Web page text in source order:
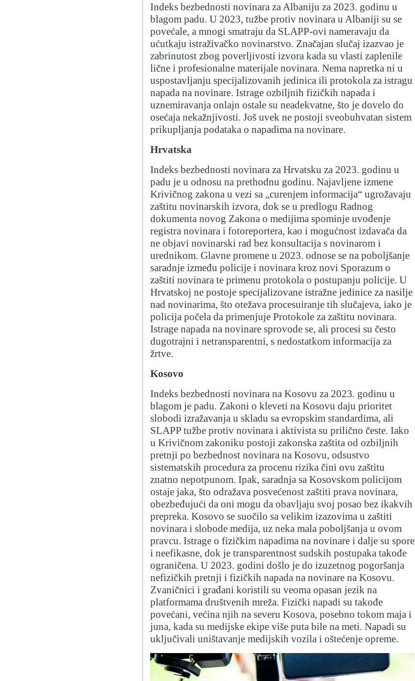
Indeks bezbednosti novinara za Albaniju za 2023. godinu u
blagom padu. U 2023, tužbe protiv novinara u Albaniji su se
povećale, a mnogi smatraju da SLAPP-ovi nameravaju da
ućutkaju istraživačko novinarstvo. Značajan slučaj izazvao je
zabrinutost zbog poverljivosti izvora kada su vlasti zaplenile
lične i profesionalne materijale novinara. Nema napretka ni u
uspostavljanju specijalizovanih jedinica ili protokola za istragu
napada na novinare. Istrage ozbiljnih fizičkih napada i
uznemiravanja onlajn ostale su neadekvatne, što je dovelo do
osećaja nekažnjivosti. Još uvek ne postoji sveobuhvatan sistem
prikupljanja podataka o napadima na novinare.
Hrvatska
Indeks bezbednosti novinara za Hrvatsku za 2023. godinu u
padu je u odnosu na prethodnu godinu. Najavljene izmene
Krivičnog zakona u vezi sa „curenjem informacija“ ugrožavaju
zaštitu novinarskih izvora, dok se u predlogu Radnog
dokumenta novog Zakona o medijima spominje uvođenje
registra novinara i fotoreportera, kao i mogućnost izdavača da
ne objavi novinarski rad bez konsultacija s novinarom i
urednikom. Glavne promene u 2023. odnose se na poboljšanje
saradnje između policije i novinara kroz novi Sporazum o
zaštiti novinara te primenu protokola o postupanju policije. U
Hrvatskoj ne postoje specijalizovane istražne jedinice za nasilje
nad novinarima, što otežava procesuiranje tih slučajeva, iako je
policija počela da primenjuje Protokole za zaštitu novinara.
Istrage napada na novinare sprovode se, ali procesi su često
dugotrajni i netransparentni, s nedostatkom informacija za
žrtve.
Kosovo
Indeks bezbednosti novinara na Kosovu za 2023. godinu u
blagom je padu. Zakoni o kleveti na Kosovu daju prioritet
slobodi izražavanja u skladu sa evropskim standardima, ali
SLAPP tužbe protiv novinara i aktivista su prilično česte. Iako
u Krivičnom zakoniku postoji zakonska zaštita od ozbiljnih
pretnji po bezbednost novinara na Kosovu, odsustvo
sistematskih procedura za procenu rizika čini ovu zaštitu
znatno nepotpunom. Ipak, saradnja sa Kosovskom policijom
ostaje jaka, što odražava posvećenost zaštiti prava novinara,
obezbeđujući da oni mogu da obavljaju svoj posao bez ikakvih
prepreka. Kosovo se suočilo sa velikim izazovima u zaštiti
novinara i slobode medija, uz neka mala poboljšanja u ovom
pravcu. Istrage o fizičkim napadima na novinare i dalje su spore
i neefikasne, dok je transparentnost sudskih postupaka takođe
ograničena. U 2023. godini došlo je do izuzetnog pogoršanja
nefizičkih pretnji i fizičkih napada na novinare na Kosovu.
Zvaničnici i građani koristili su veoma opasan jezik na
platformama društvenih mreža. Fizički napadi su takođe
povećani, većina njih na severu Kosova, posebno tokom maja i
juna, kada su medijske ekipe više puta bile na meti. Napadi su
uključivali uništavanje medijskih vozila i oštećenje opreme.